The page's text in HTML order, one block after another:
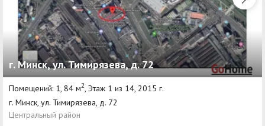
г. Минск, ул. Тимирязева, д. 72
Помещений: 1, 84 м2, Этаж 1 из 14, 2015 г.
г. Минск, ул. Тимирязева, д. 72
Центральный район